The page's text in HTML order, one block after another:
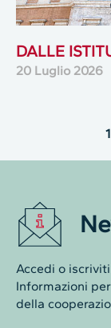
DALLE
20 Luglio 2026
1
Accedi o
Informazioni
della